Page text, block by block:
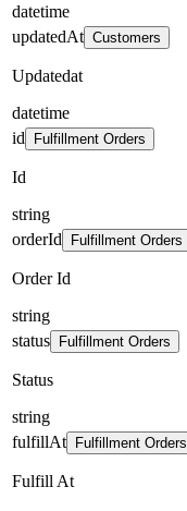
datetime
updatedAt Customers
Updatedat
datetime
id
Fulfillment Orders
Id
string
orderId
Fulfillment Orders
Order Id
string
status
Fulfillment Orders
Status
string
fulfillAt
Fulfillment Orders
Fulfill At